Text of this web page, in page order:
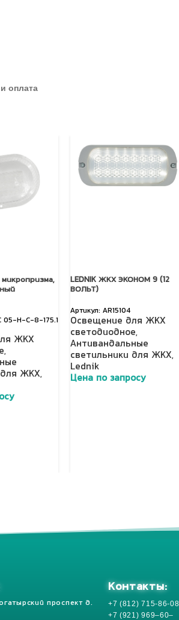
оплата
05-Н-С-8-175.1
ЖКХ
,
для ЖКХ,
LEDNIK ЖКХ ЭКОНОМ 9 (12
ВОЛЬТ)
AR15104
Освещение для ЖКХ
светодиодное,
Антивандальные
светильники для ЖКХ,
Lednik
Цена по запросу
проспект д.
Контакты:
+7 (812) 715-86-08
+7 (921) 969–60–